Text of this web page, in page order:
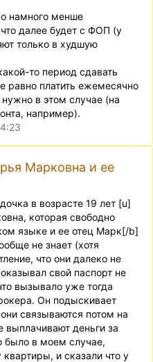
намного менше
далее будет с ФОП (у
только в худшую
то период сдавать
равно платить ежемесячно
в этом случае (на
например).
Марковна и ее
в возрасте 19 лет [u]
которая свободно
языке и ее отец Марк[/b]
не знает (хотя
что они далеко не
свой паспорт не
вызывало уже тогда
Он подыскивает
связываются потом на
деньги за
было в моем случае,
и сказали что у